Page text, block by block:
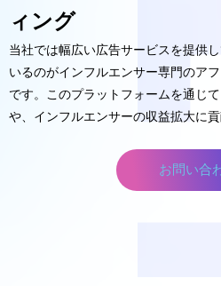
ィング
当社では幅広い広告サービスを提供
いるのがインフルエンサー専門のア
です。このプラットフォームを通じ
や、インフルエンサーの収益拡大に貢
お問い合